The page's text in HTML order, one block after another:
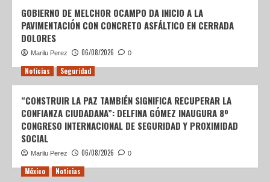
GOBIERNO DE MELCHOR OCAMPO DA INICIO A LA
PAVIMENTACIÓN CON CONCRETO ASFÁLTICO EN CERRADA
DOLORES
Marilu Perez 06/08/2026 0
Noticias Seguridad
“CONSTRUIR LA PAZ TAMBIÉN SIGNIFICA RECUPERAR LA
CONFIANZA CIUDADANA”: DELFINA GÓMEZ INAUGURA 8º
CONGRESO INTERNACIONAL DE SEGURIDAD Y PROXIMIDAD
SOCIAL
Marilu Perez 06/08/2026 0
México Noticias